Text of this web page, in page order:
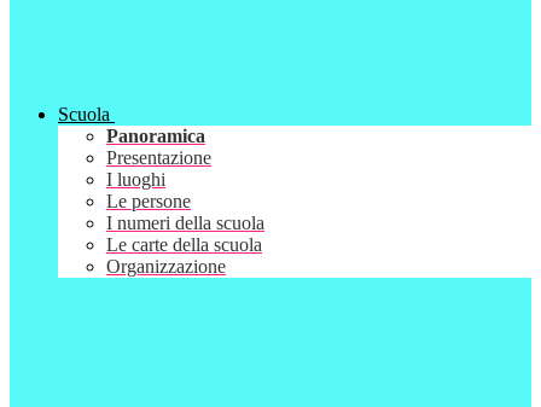
Scuola
Panoramica
Presentazione
I luoghi
Le persone
I numeri della scuola
Le carte della scuola
Organizzazione